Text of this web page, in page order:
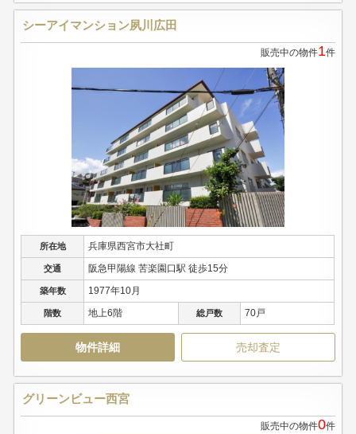
シーアイマンション夙川広田
販売中の物件1件
所在地 兵庫県西宮市大社町
交通 阪急甲陽線 苦楽園口駅 徒歩15分
築年数 1977年10月
階数 地上6階 総戸数 70戸
物件詳細 売却査定
グリーンビュー西宮
販売中の物件0件